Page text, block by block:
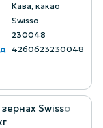
Кава, какао
Swisso
230048
4260623230048